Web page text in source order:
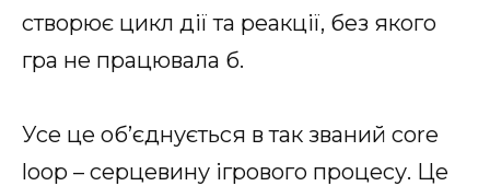
створює цикл дії та реакції, без якого
гра не працювала б.
Усе це об’єднується в так званий core
loop – серцевину ігрового процесу. Це